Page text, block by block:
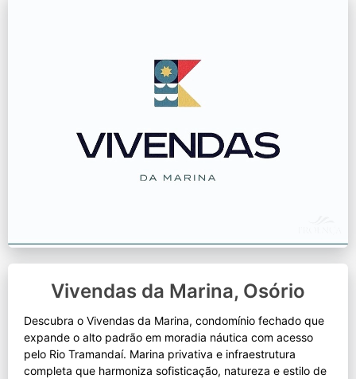
Vivendas da Marina, Osório
Descubra o Vivendas da Marina, condomínio fechado que
expande o alto padrão em moradia náutica com acesso
pelo Rio Tramandaí. Marina privativa e infraestrutura
completa que harmoniza sofisticação, natureza e estilo de